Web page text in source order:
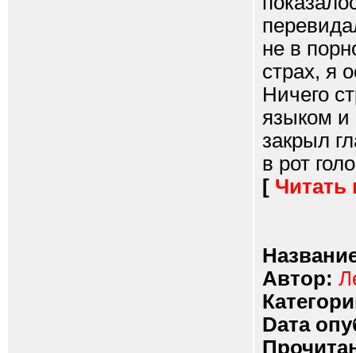
не в
страх, я
Ничего
языком и
закрыл
в рот
[ Читать
Автор:
Dата